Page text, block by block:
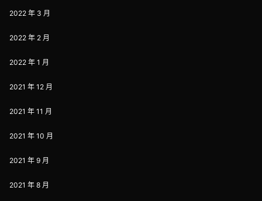
2022 年 3 月
2022 年 2 月
2022 年 1 月
2021 年 12 月
2021 年 11 月
2021 年 10 月
2021 年 9 月
2021 年 8 月